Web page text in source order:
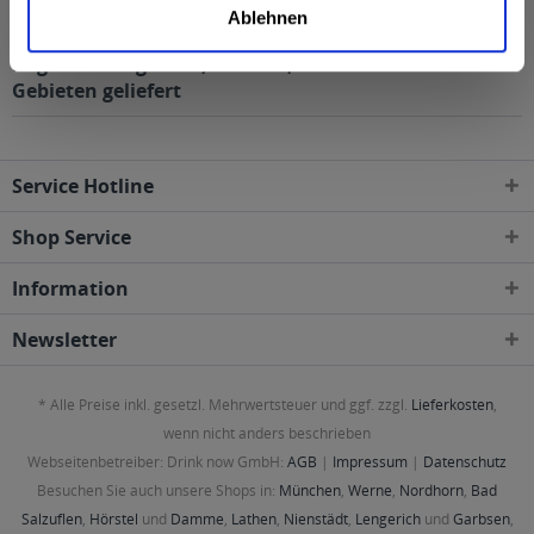
Ablehnen
folgenden Regionen, Städten, Orten und Postleitzahl-
Gebieten geliefert
Service Hotline
Shop Service
Information
Newsletter
* Alle Preise inkl. gesetzl. Mehrwertsteuer und ggf. zzgl. Lieferkosten,
wenn nicht anders beschrieben
Webseitenbetreiber: Drink now GmbH: AGB | Impressum | Datenschutz
Besuchen Sie auch unsere Shops in: München, Werne, Nordhorn, Bad
Salzuflen, Hörstel und Damme, Lathen, Nienstädt, Lengerichund Garbsen,